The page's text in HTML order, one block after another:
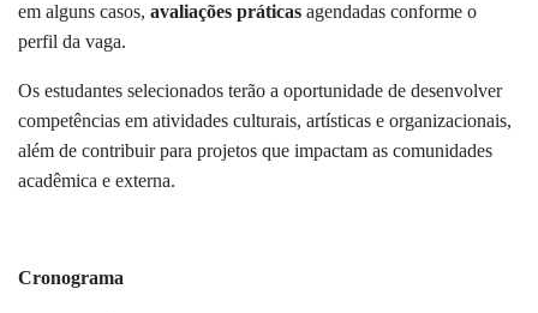
em alguns casos, avaliações práticas agendadas conforme o
perfil da vaga.
Os estudantes selecionados terão a oportunidade de desenvolver
competências em atividades culturais, artísticas e organizacionais,
além de contribuir para projetos que impactam as comunidades
acadêmica e externa.
Cronograma